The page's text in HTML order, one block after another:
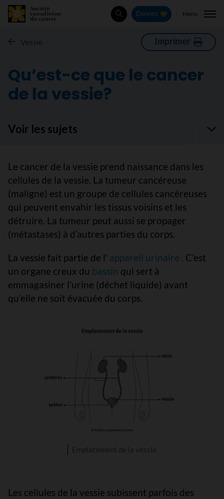
Rechercher
Donnez Menu
Vessie Imprimer
Qu’est-ce que le cancer
de la vessie?
Voir les sujets
Le cancer de la vessie prend naissance dans les
cellules de la vessie. La tumeur cancéreuse
(maligne) est un groupe de cellules cancéreuses
qui peuvent envahir les tissus voisins et les
détruire. La tumeur peut aussi se propager
(métastases) à d’autres parties du corps.
La vessie fait partie de l’ appareil urinaire . C’est
un organe creux du bassin qui sert à
emmagasiner l’urine (déchet liquide) avant
qu’elle ne soit évacuée du corps.
Les cellules de la vessie subissent parfois des